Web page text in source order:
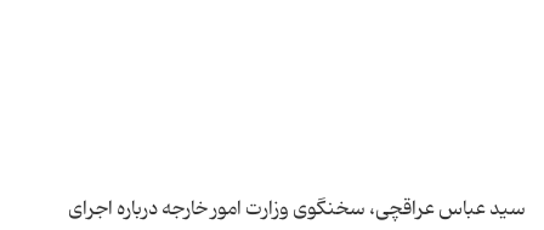
سید عباس عراقچی، سخنگوی وزارت امور خارجه درباره‌ اجرای